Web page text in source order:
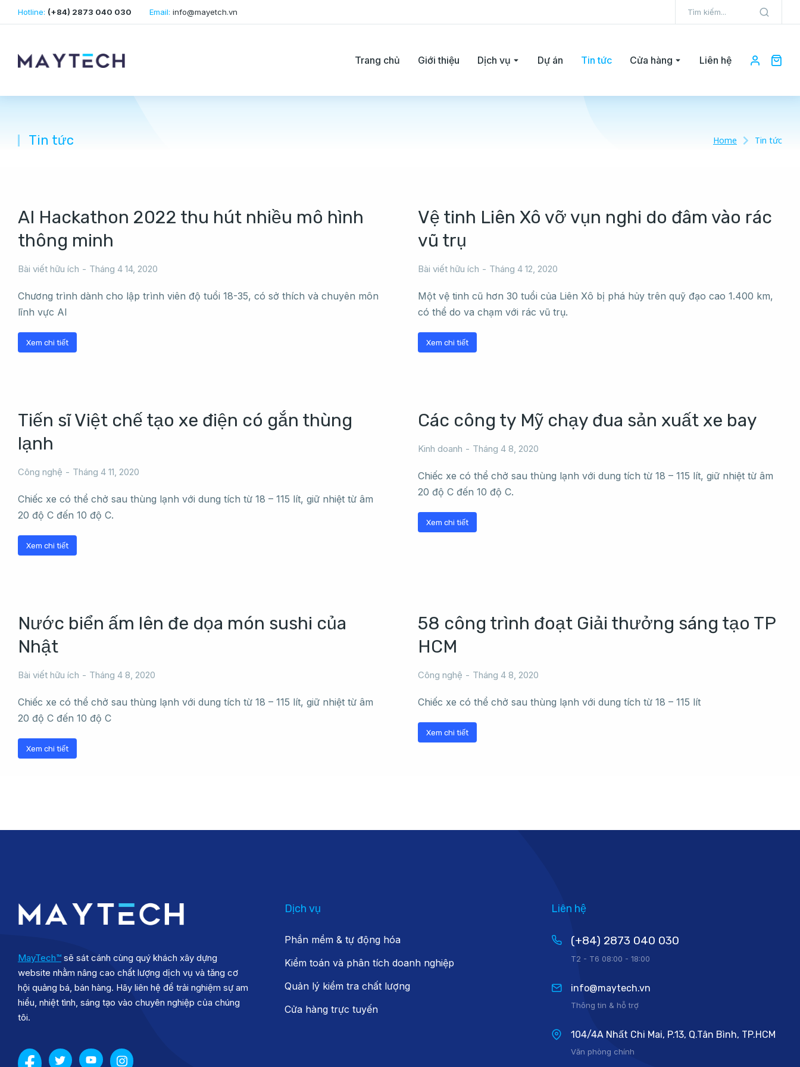
Hotline: (+84) 2873 040 030 Email: info@mayetch.vn
Trang chủ Giới thiệu Dịch vụ Dự án Tin tức Cửa hàng Liên hệ
Tin tức Home Tin tức
AI Hackathon 2022 thu hút nhiều mô hình
thông minh​
Bài viết hữu ích Tháng 4 14, 2020
Chương trình dành cho lập trình viên độ tuổi 18-35, có sở thích và chuyên môn
lĩnh vực AI
Xem chi tiết
Vệ tinh Liên Xô vỡ vụn nghi do đâm vào rác
vũ trụ
Bài viết hữu ích Tháng 4 12, 2020
Một vệ tinh cũ hơn 30 tuổi của Liên Xô bị phá hủy trên quỹ đạo cao 1.400 km,
có thể do va chạm với rác vũ trụ.
Xem chi tiết
Tiến sĩ Việt chế tạo xe điện có gắn thùng
lạnh
Công nghệ Tháng 4 11, 2020
Chiếc xe có thể chở sau thùng lạnh với dung tích từ 18 – 115 lít, giữ nhiệt từ âm
20 độ C đến 10 độ C.
Xem chi tiết
Các công ty Mỹ chạy đua sản xuất xe bay
Kinh doanh Tháng 4 8, 2020
Chiếc xe có thể chở sau thùng lạnh với dung tích từ 18 – 115 lít, giữ nhiệt từ âm
20 độ C đến 10 độ C.
Xem chi tiết
Nước biển ấm lên đe dọa món sushi của
Nhật
Bài viết hữu ích Tháng 4 8, 2020
Chiếc xe có thể chở sau thùng lạnh với dung tích từ 18 – 115 lít, giữ nhiệt từ âm
20 độ C đến 10 độ C
Xem chi tiết
58 công trình đoạt Giải thưởng sáng tạo TP
HCM
Công nghệ Tháng 4 8, 2020
Chiếc xe có thể chở sau thùng lạnh với dung tích từ 18 – 115 lít
Xem chi tiết
MayTech™ sẽ sát cánh cùng quý khách xây dựng
website nhằm nâng cao chất lượng dịch vụ và tăng cơ
hội quảng bá, bán hàng. Hãy liên hệ để trải nghiệm sự am
hiểu, nhiệt tình, sáng tạo vào chuyên nghiệp của chúng
tôi.
Dịch vụ
Phần mềm & tự động hóa
Kiểm toán và phân tích doanh nghiệp
Quản lý kiểm tra chất lượng
Cửa hàng trực tuyến
Liên hệ
(+84) 2873 040 030
T2 - T6 08:00 - 18:00
info@maytech.vn
Thông tin & hỗ trợ
104/4A Nhất Chi Mai, P.13, Q.Tân Bình, TP.HCM
Văn phòng chính